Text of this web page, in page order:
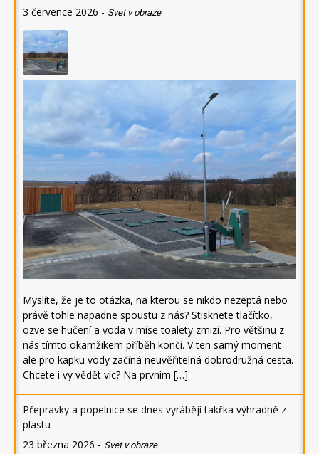
3 července 2026 - Svet v obraze
Myslíte, že je to otázka, na kterou se nikdo nezeptá nebo
právě tohle napadne spoustu z nás? Stisknete tlačítko,
ozve se hučení a voda v míse toalety zmizí. Pro většinu z
nás tímto okamžikem příběh končí. V ten samý moment
ale pro kapku vody začíná neuvěřitelná dobrodružná cesta.
Chcete i vy vědět víc? Na prvním […]
Přepravky a popelnice se dnes vyrábějí takřka výhradně z
plastu
23 března 2026 - Svet v obraze